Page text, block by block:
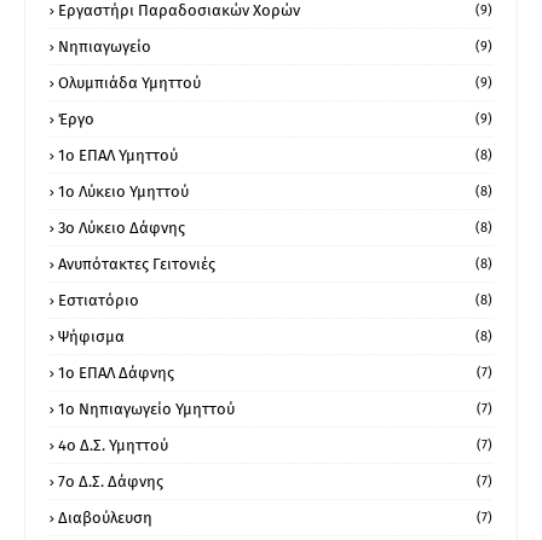
Εργαστήρι Παραδοσιακών Χορών (9)
Νηπιαγωγείο (9)
Ολυμπιάδα Υμηττού (9)
Έργο (9)
1o ΕΠΑΛ Υμηττού (8)
1ο Λύκειο Υμηττού (8)
3ο Λύκειο Δάφνης (8)
Ανυπότακτες Γειτονιές (8)
Εστιατόριο (8)
Ψήφισμα (8)
1ο ΕΠΑΛ Δάφνης (7)
1ο Νηπιαγωγείο Υμηττού (7)
4ο Δ.Σ. Υμηττού (7)
7ο Δ.Σ. Δάφνης (7)
Διαβούλευση (7)